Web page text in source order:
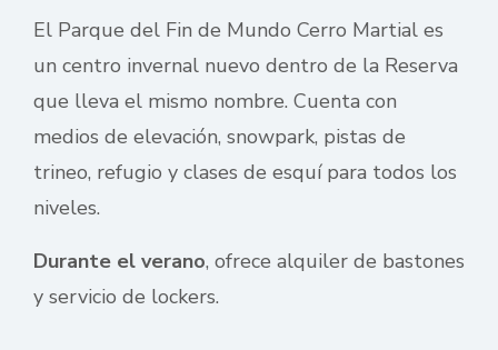
El Parque del Fin de Mundo Cerro Martial es
un centro invernal nuevo dentro de la Reserva
que lleva el mismo nombre. Cuenta con
medios de elevación, snowpark, pistas de
trineo, refugio y clases de esquí para todos los
niveles.
Durante el verano, ofrece alquiler de bastones
y servicio de lockers.